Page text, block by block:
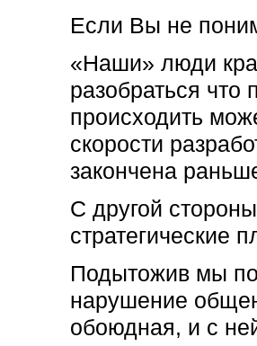
Если Вы не
«Наши» люди
разобраться что
происходить
скорости
закончена
С другой
стратегические
Подытожив мы
нарушение
обоюдная, и с